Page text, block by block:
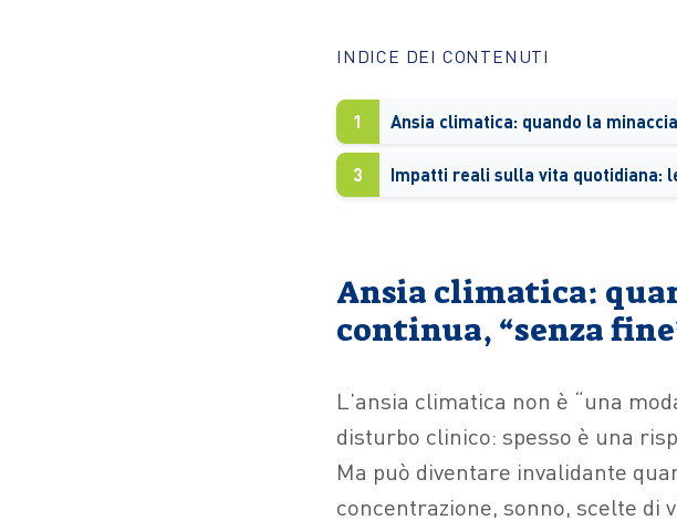
INDICE DEI CONTENUTI
1
3
Ansia climatica:
continua, “senza
L’ansia climatica non è “una
disturbo clinico: spesso è una
Ma può diventare invalidante
concentrazione, sonno, scelte di